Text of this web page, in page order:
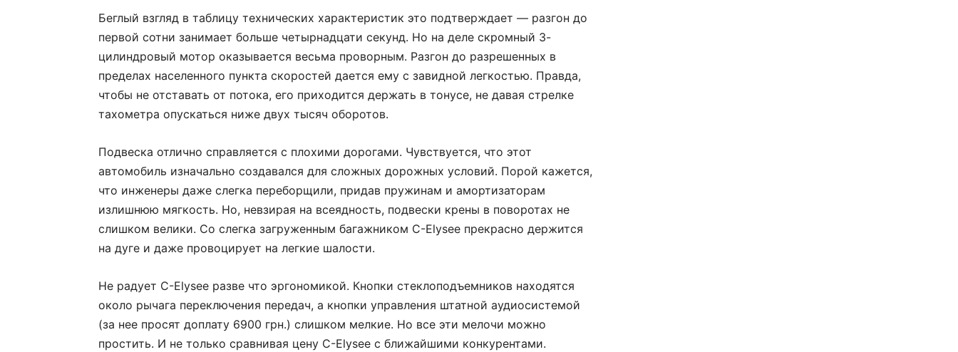
Беглый взгляд в таблицу технических характеристик это подтверждает — разгон до
первой сотни занимает больше четырнадцати секунд. Но на деле скромный 3-
цилинд­ровый мотор оказывается весьма проворным. Разгон до разрешенных в
пределах населенного пункта скоростей дается ему с завидной легкостью. Правда,
чтобы не отставать от потока, его приходится держать в тонусе, не давая стрелке
тахометра опускаться ниже двух тысяч оборотов.
Подвеска отлично справляется с плохими дорогами. Чувствуется, что этот
автомобиль изначально создавался для сложных дорожных условий. Порой кажется,
что инженеры даже слегка переборщили, придав пружинам и амортизаторам
излишнюю мягкость. Но, невзирая на всеядность, подвески крены в поворотах не
слишком велики. Со слегка загруженным багажником C-Elysee прекрасно держится
на дуге и даже провоцирует на легкие шалости.
Не радует C-Elysee разве что эргономикой. Кнопки стеклоподъемников находятся
около рычага переключения передач, а кнопки управления штатной аудиосистемой
(за нее просят доплату 6900 грн.) слишком мелкие. Но все эти мелочи можно
простить. И не только сравнивая цену C-Elysee с ближайшими конкурентами.